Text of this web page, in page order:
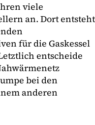
viele
an. Dort entsteht
für die Gaskessel
entscheide
bei den
anderen